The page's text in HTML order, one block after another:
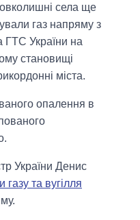
села ще
газ напряму з
України на
становищі
міста.
опалення в
України Денис
газу та вугілля